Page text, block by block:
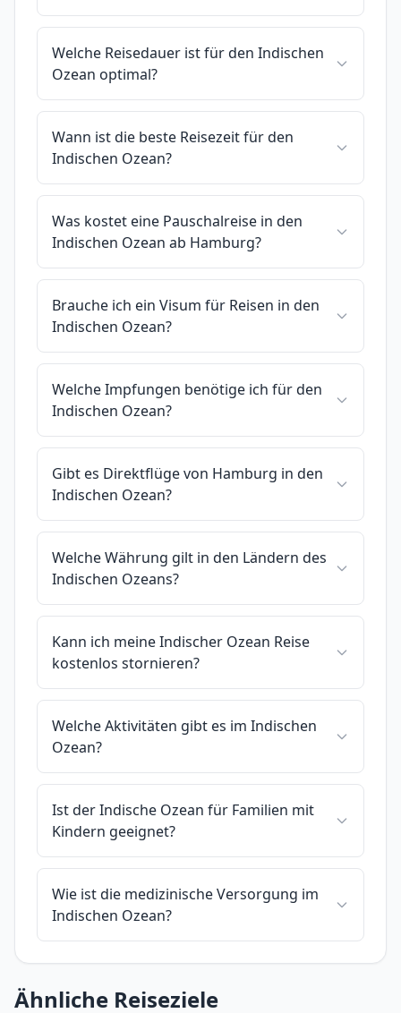
Welche Reisedauer ist für den Indischen
Ozean optimal?
Wann ist die beste Reisezeit für den
Indischen Ozean?
Was kostet eine Pauschalreise in den
Indischen Ozean ab Hamburg?
Brauche ich ein Visum für Reisen in den
Indischen Ozean?
Welche Impfungen benötige ich für den
Indischen Ozean?
Gibt es Direktflüge von Hamburg in den
Indischen Ozean?
Welche Währung gilt in den Ländern des
Indischen Ozeans?
Kann ich meine Indischer Ozean Reise
kostenlos stornieren?
Welche Aktivitäten gibt es im Indischen
Ozean?
Ist der Indische Ozean für Familien mit
Kindern geeignet?
Wie ist die medizinische Versorgung im
Indischen Ozean?
Ähnliche Reiseziele